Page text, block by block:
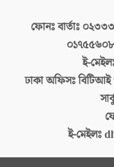
ফোনঃ বার্তাঃ
ই-
ঢাকা অফিসঃবিটিআই
ই-মেইলঃ